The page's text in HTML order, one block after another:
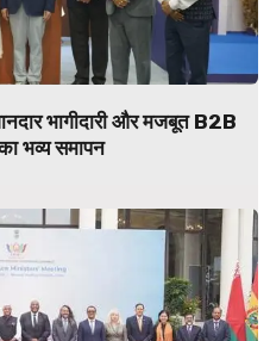
भागीदारी और मजबूत B2B
भव्य समापन